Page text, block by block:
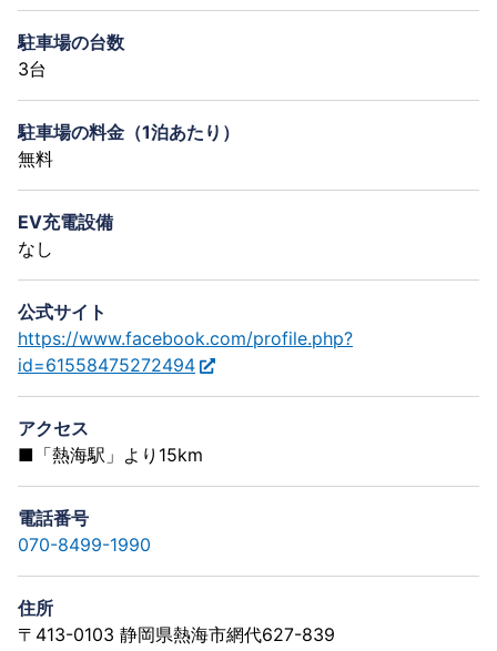
駐車場の台数
3台
駐車場の料金（1泊あたり）
無料
EV充電設備
なし
公式サイト
https://www.facebook.com/profile.php?
id=61558475272494
アクセス
■「熱海駅」より15km
電話番号
070-8499-1990
住所
〒413-0103 静岡県熱海市網代627-839